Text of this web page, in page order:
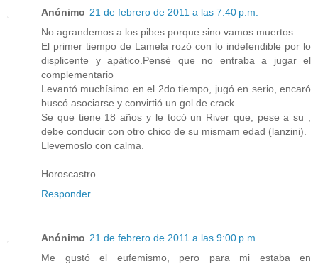
Anónimo 21 de febrero de 2011 a las 7:40 p.m.
No agrandemos a los pibes porque sino vamos muertos.
El primer tiempo de Lamela rozó con lo indefendible por lo
displicente y apático.Pensé que no entraba a jugar el
complementario
Levantó muchísimo en el 2do tiempo, jugó en serio, encaró
buscó asociarse y convirtió un gol de crack.
Se que tiene 18 años y le tocó un River que, pese a su ,
debe conducir con otro chico de su mismam edad (lanzini).
Llevemoslo con calma.
Horoscastro
Responder
Anónimo 21 de febrero de 2011 a las 9:00 p.m.
Me gustó el eufemismo, pero para mi estaba en